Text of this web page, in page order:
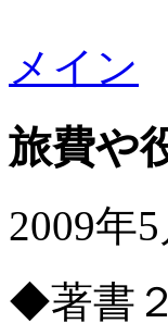
メイン
旅費や
2009年
◆著書